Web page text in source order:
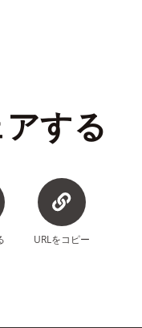
する
URLをコピー